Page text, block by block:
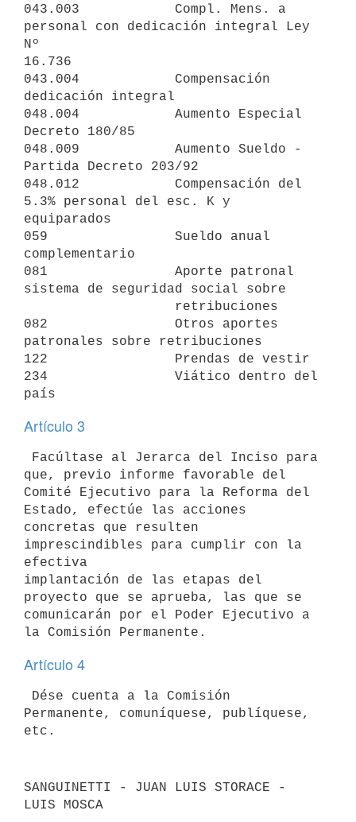
043.003            Compl. Mens. a
personal con dedicación integral Ley
Nº
16.736
043.004            Compensación
dedicación integral
048.004            Aumento Especial
Decreto 180/85
048.009            Aumento Sueldo -
Partida Decreto 203/92
048.012            Compensación del
5.3% personal del esc. K y
equiparados
059                Sueldo anual
complementario
081                Aporte patronal
sistema de seguridad social sobre
082                Otros aportes
patronales sobre retribuciones
122                Prendas de vestir
234                Viático dentro del
Artículo 3
que, previo informe favorable del
Comité Ejecutivo para la Reforma del
Estado, efectúe las acciones
concretas que resulten
imprescindibles para cumplir con la
efectiva
implantación de las etapas del
proyecto que se aprueba, las que se
comunicarán por el Poder Ejecutivo a
Artículo 4
Permanente, comuníquese, publíquese,
SANGUINETTI - JUAN LUIS STORACE -